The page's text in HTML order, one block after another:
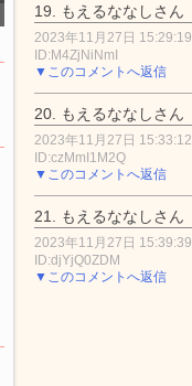
19. もえるななしさん
2023年11月27日 15:29:19
ID:M4ZjNiNmI
▼このコメントへ返信
20. もえるななしさん
2023年11月27日 15:33:12
ID:czMmI1M2Q
▼このコメントへ返信
21. もえるななしさん
2023年11月27日 15:39:39
ID:djYjQ0ZDM
▼このコメントへ返信